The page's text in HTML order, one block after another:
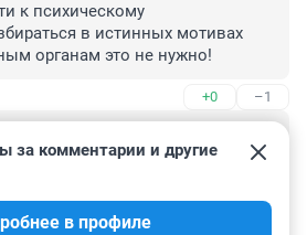
к психическому
в истинных мотивах
органам это не нужно!
+0 –1
вполне в себе. С ним
а его тут очернили как
за комментарии и другие
в профиле